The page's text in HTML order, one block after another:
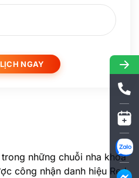
NGAY
những chuỗi nha khoa
công nhận danh hiệu Red